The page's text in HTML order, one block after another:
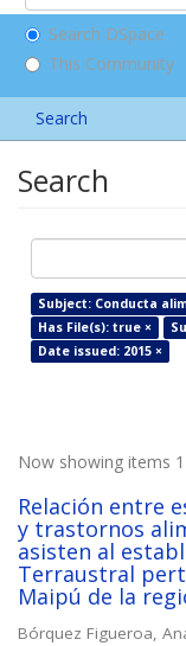
Search DSpace
This Community
Search
Search
Subject: Conducta
Has File(s): true ×
Date issued: 2015 ×
Now showing items
Relación entre
y trastornos
asisten al
Terraustral
Maipú de la
Bórquez Figueroa,